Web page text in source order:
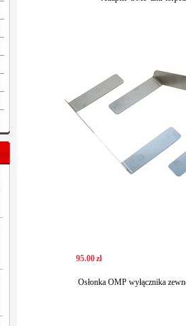
95.00zł
Osłonka OMP wyłącznika